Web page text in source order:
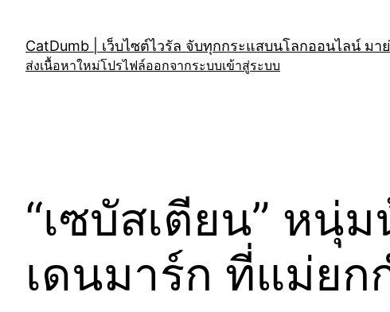
content
CatDumb | เว็บไซต์ไวรัล จับทุกกระแสบนโลกออนไลน์ มา
ส่งเนื้อหาใหม่โปรไฟล์ออกจากระบบเข้าสู่ระบบ
“เซบัสเตียน” หนุ่
เดนมาร์ก ที่แม่ย